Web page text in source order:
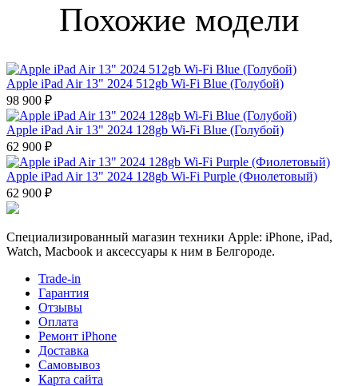
Похожие модели
Apple iPad Air 13" 2024 512gb Wi-Fi Blue (Голубой)
98 900 ₽
Apple iPad Air 13" 2024 128gb Wi-Fi Blue (Голубой)
62 900 ₽
Apple iPad Air 13" 2024 128gb Wi-Fi Purple (Фиолетовый)
62 900 ₽
Специализированный магазин техники Apple: iPhone, iPad,
Watch, Macbook и аксессуары к ним в Белгороде.
Trade-in
Гарантия
Отзывы
Оплата
Ремонт iPhone
Доставка
Самовывоз
Карта сайта